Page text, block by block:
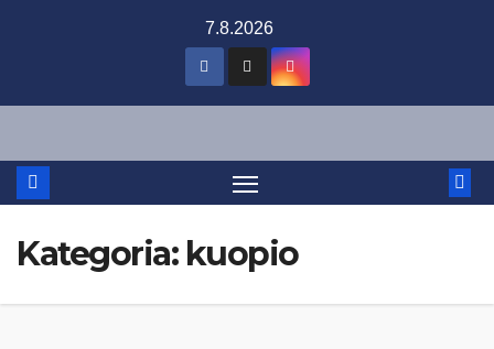
7.8.2026
Kategoria: kuopio